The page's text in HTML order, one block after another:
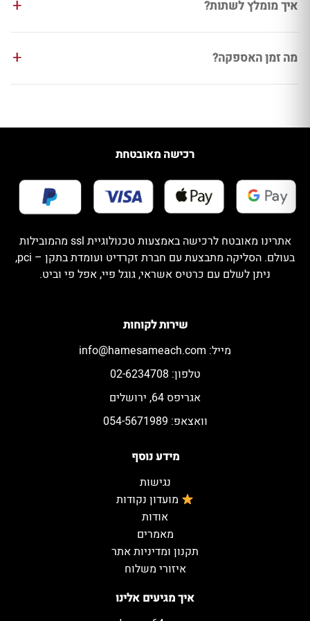
איך מומלץ לשתות?
מה זמן האספקה?
איך מגיעים אלינו
מידע נוסף
נגישות
מועדון נקודות
אודות
מאמרים
תקנון ומדיניות אתר
איזורי משלוח
שירות לקוחות
מייל: info@hamesameach.com
טלפון: 02-6234708
אגריפס 64, ירושלים
וואצאפ: 054-5671989
רכישה מאובטחת
אתרינו מאובטח לרכישה באמצעות טכנולוגיית ssl מהמובילות
בעולם. הסליקה מתבצעת עם חברת זקרדיט ועומדת בתקן – pci,
ניתן לשלם עם כרטיס אשראי, גוגל פיי, אפל פי וביט.